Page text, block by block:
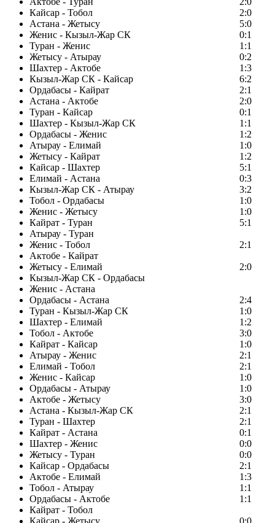
Кайсар - Тобол
2:0
Астана - Жетысу
5:0
Женис - Кызыл-Жар СК
0:1
Туран - Женис
1:1
Жетысу - Атырау
0:2
Шахтер - Актобе
1:3
Кызыл-Жар СК - Кайсар
6:2
Ордабасы - Кайрат
2:1
Астана - Актобе
2:0
Туран - Кайсар
0:1
Шахтер - Кызыл-Жар СК
1:1
Ордабасы - Женис
1:2
Атырау - Елимай
1:0
Жетысу - Кайрат
1:2
Кайсар - Шахтер
5:1
Елимай - Астана
0:3
Кызыл-Жар СК - Атырау
3:2
Тобол - Ордабасы
1:0
Женис - Жетысу
1:0
Кайрат - Туран
5:1
Атырау - Туран
Женис - Тобол
2:1
Актобе - Кайрат
Жетысу - Елимай
2:0
Кызыл-Жар СК - Ордабасы
Женис - Астана
Ордабасы - Астана
2:4
Туран - Кызыл-Жар СК
1:0
Шахтер - Елимай
1:2
Тобол - Актобе
3:0
Кайрат - Кайсар
1:0
Атырау - Женис
2:1
Елимай - Тобол
2:1
Женис - Кайсар
1:0
Ордабасы - Атырау
1:0
Актобе - Жетысу
3:0
Астана - Кызыл-Жар СК
2:1
Туран - Шахтер
2:1
Кайрат - Астана
0:1
Шахтер - Женис
0:0
Жетысу - Туран
0:0
Кайсар - Ордабасы
2:1
Актобе - Елимай
1:3
Тобол - Атырау
1:1
Ордабасы - Актобе
1:1
Кайрат - Тобол